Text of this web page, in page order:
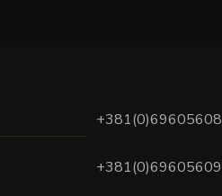
+381(0)69605608
+381(0)69605609